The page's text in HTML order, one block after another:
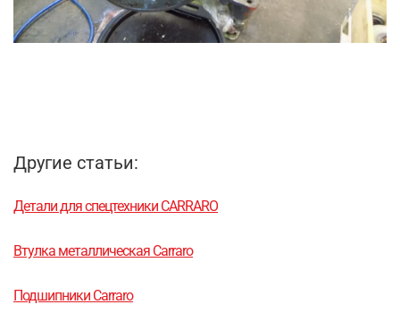
Другие статьи:
Детали для спецтехники CARRARO
Втулка металлическая Carraro
Подшипники Carraro